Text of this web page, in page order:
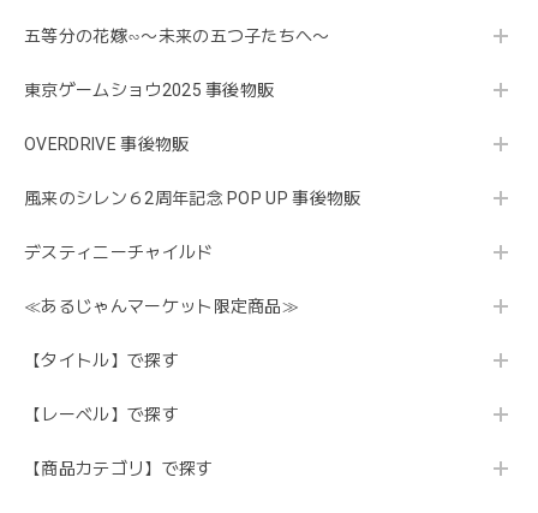
五等分の花嫁∽〜未来の五つ子たちへ〜
東京ゲームショウ2025 事後物販
OVERDRIVE 事後物販
風来のシレン６2周年記念 POP UP 事後物販
デスティニーチャイルド
≪あるじゃんマーケット限定商品≫
【タイトル】で探す
【レーベル】で探す
【商品カテゴリ】で探す